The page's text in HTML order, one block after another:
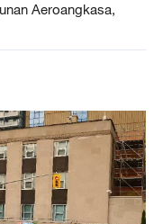
Aeroangkasa,